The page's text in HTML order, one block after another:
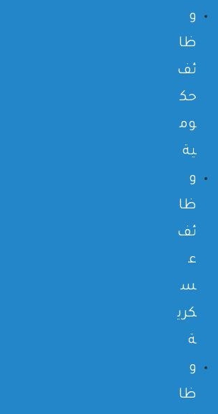
و
ظا
ئف
حك
وم
ية
و
ظا
ئف
ع
س
كري
ة
و
ظا